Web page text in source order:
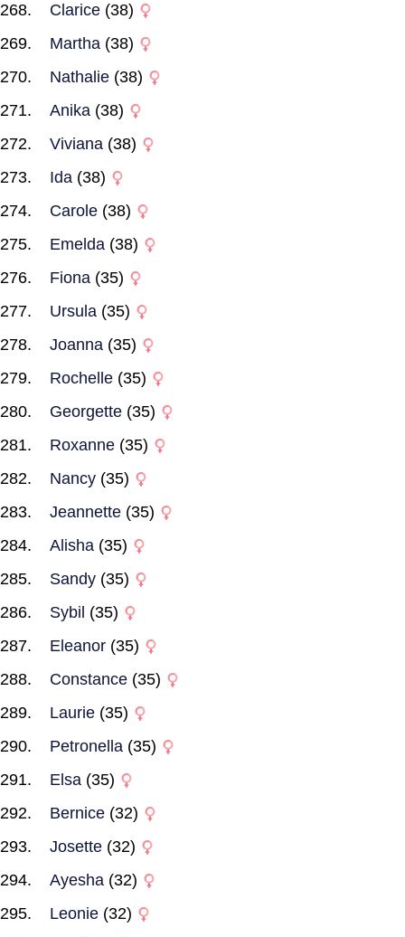
Clarice (38)
Martha (38)
Nathalie (38)
Anika (38)
Viviana (38)
Ida (38)
Carole (38)
Emelda (38)
Fiona (35)
Ursula (35)
Joanna (35)
Rochelle (35)
Georgette (35)
Roxanne (35)
Nancy (35)
Jeannette (35)
Alisha (35)
Sandy (35)
Sybil (35)
Eleanor (35)
Constance (35)
Laurie (35)
Petronella (35)
Elsa (35)
Bernice (32)
Josette (32)
Ayesha (32)
Leonie (32)